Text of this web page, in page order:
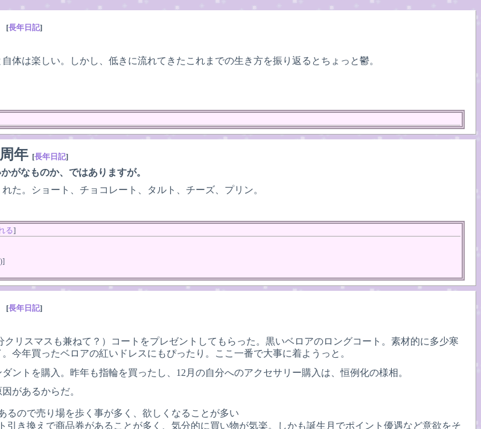
[長年日記]
体は楽しい。しかし、低きに流れてきたこれまでの生き方を振り返るとちょっと鬱。
年 [長年日記]
がなものか、ではありますが。
た。ショート、チョコレート、タルト、チーズ、プリン。
る]
[長年日記]
クリスマスも兼ねて？）コートをプレゼントしてもらった。黒いベロアのロングコート。素材的に多少寒
今年買ったベロアの紅いドレスにもぴったり。ここ一番で大事に着ようっと。
ントを購入。昨年も指輪を買ったし、12月の自分へのアクセサリー購入は、恒例化の様相。
があるからだ。
るので売り場を歩く事が多く、欲しくなることが多い
引き換えで商品券があることが多く、気分的に買い物が気楽。しかも誕生月でポイント優遇など意欲をそ